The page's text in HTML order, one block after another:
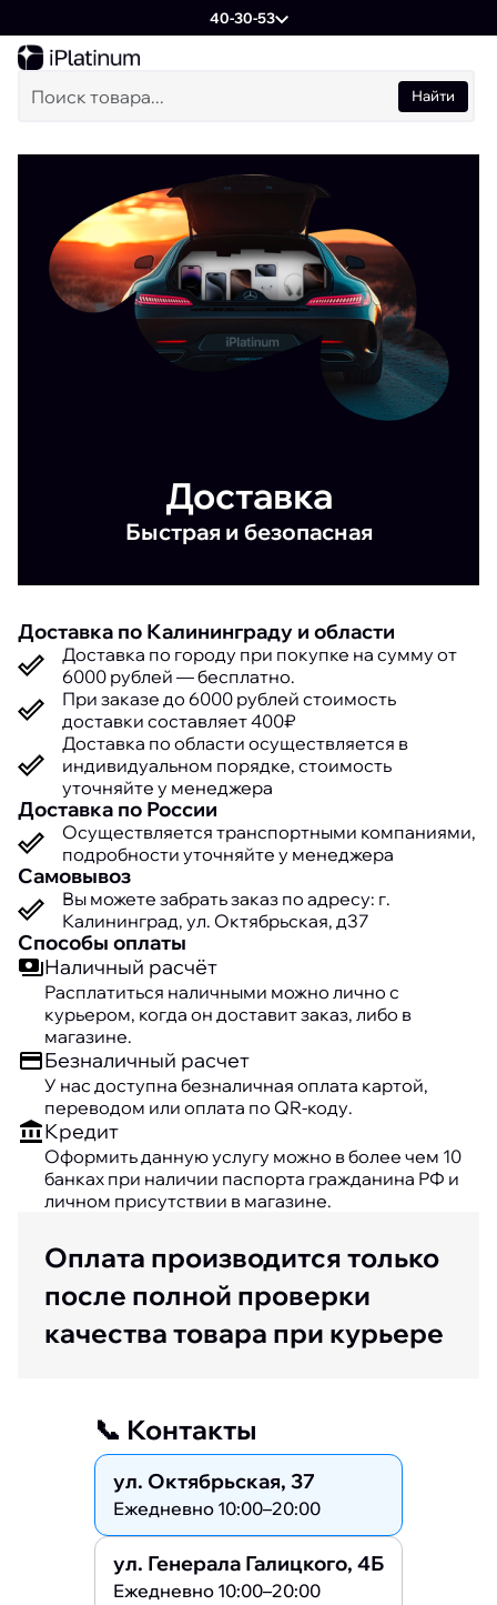
40-30-53
Найти
Доставка
Быстрая и безопасная
Доставка по Калининграду и области
Доставка по городу при покупке на сумму от
6000 рублей — бесплатно.
При заказе до 6000 рублей стоимость
доставки составляет 400₽
Доставка по области осуществляется в
индивидуальном порядке, стоимость
уточняйте у менеджера
Доставка по России
Осуществляется транспортными компаниями,
подробности уточняйте у менеджера
Самовывоз
Вы можете забрать заказ по адресу: г.
Калининград, ул. Октябрьская, д37
Способы оплаты
Наличный расчёт
Расплатиться наличными можно лично с
курьером, когда он доставит заказ, либо в
магазине.
Безналичный расчет
У нас доступна безналичная оплата картой,
переводом или оплата по QR-коду.
Кредит
Оформить данную услугу можно в более чем 10
банках при наличии паспорта гражданина РФ и
личном присутствии в магазине.
Оплата производится только
после полной проверки
качества товара при курьере
📞 Контакты
ул. Октябрьская, 37
Ежедневно 10:00–20:00
ул. Генерала Галицкого, 4Б
Ежедневно 10:00–20:00